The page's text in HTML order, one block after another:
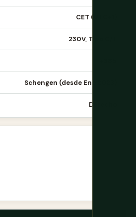
CET (UTC+1)
230V, Tipo C/F
Schengen (desde Ene 2023)
Derecho